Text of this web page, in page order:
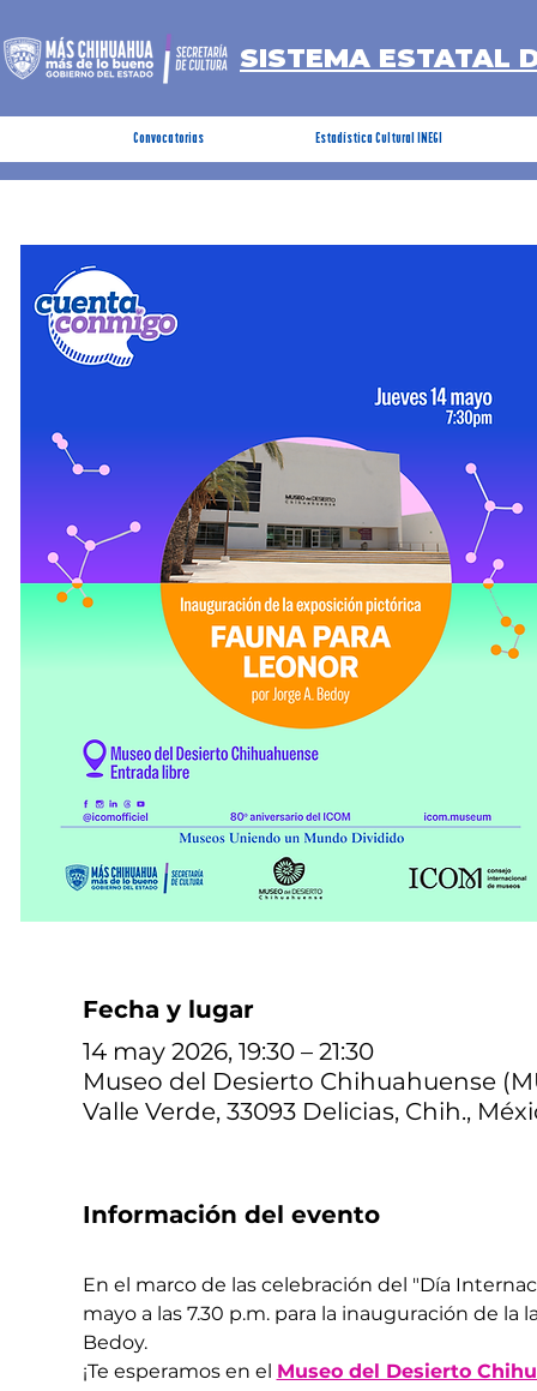
SISTEMA ESTATAL
Convocatorias Estadística Cultural INEGI
Fecha y lugar
14 may 2026, 19:30 – 21:30
Museo del Desierto Chihuahuense
Valle Verde, 33093 Delicias, Chih.,
Información del evento
En el marco de las celebración del "Día
mayo a las 7.30 p.m. para la inauguración de
Bedoy.
¡Te esperamos en el Museo del Desierto